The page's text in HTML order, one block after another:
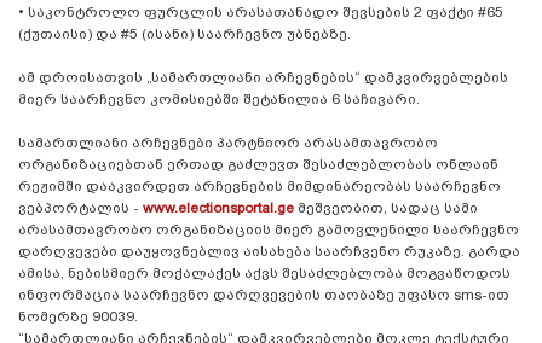
• საკონტროლო ფურცლის არასათანადო შევსების 2 ფაქტი #65
(ქუთაისი) და #5 (ისანი) საარჩევნო უბნებზე.
ამ დროისათვის „სამართლიანი არჩევნების“ დამკვირვებლების
მიერ საარჩევნო კომისიებში შეტანილია 6 საჩივარი.
სამართლიანი არჩევნები პარტნიორ არასამთავრობო
ორგანიზაციებთან ერთად გაძლევთ შესაძლებლობას ონლაინ
რეჟიმში დააკვირდეთ არჩევნების მიმდინარეობას საარჩევნო
ვებპორტალის - www.electionsportal.ge მეშვეობით, სადაც სამი
არასამთავრობო ორგანიზაციის მიერ გამოვლენილი საარჩევნო
დარღვევები დაუყოვნებლივ აისახება საარჩვენო რუკაზე. გარდა
ამისა, ნებისმიერ მოქალაქეს აქვს შესაძლებლობა მოგვაწოდოს
ინფორმაცია საარჩევნო დარღვევების თაობაზე უფასო sms-ით
ნომერზე 90039.
“სამართლიანი არჩევნების“ დამკვირვებლები მოკლე ტექსტური